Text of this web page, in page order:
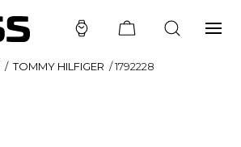
/ TOMMY HILFIGER /1792228